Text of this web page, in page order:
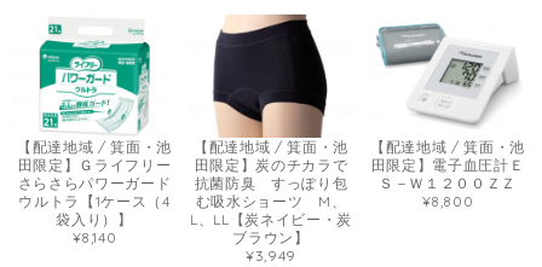
【配達地域 / 箕面・池
田限定】Ｇライフリー
さらさらパワーガード
ウルトラ【1ケース（4
袋入り）】
¥8,140
【配達地域 / 箕面・池
田限定】炭のチカラで
抗菌防臭 すっぽり包
む吸水ショーツ M、
L、LL【炭ネイビー・炭
ブラウン】
¥3,949
【配達地域 / 箕面・池
田限定】電子血圧計Ｅ
Ｓ－Ｗ１２００ＺＺ
¥8,800